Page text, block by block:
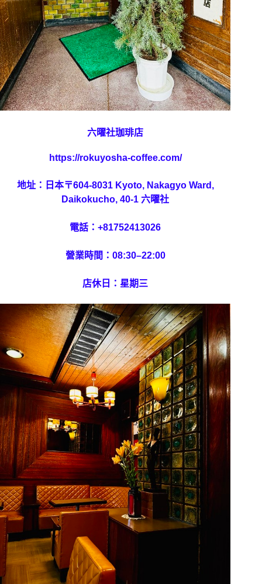
六曜社珈琲店
https://rokuyosha-coffee.com/
地址：日本〒604-8031 Kyoto, Nakagyo Ward,
Daikokucho, 40-1 六曜社
電話：+81752413026
營業時間：08:30–22:00
店休日：星期三